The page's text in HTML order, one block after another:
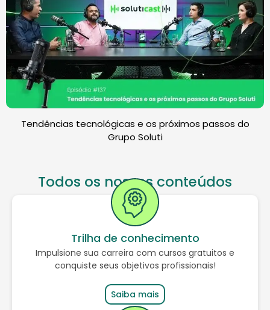
Tendências tecnológicas e os próximos passos do
Grupo Soluti
Todos os nossos conteúdos
Trilha de conhecimento
Impulsione sua carreira com cursos gratuitos e
conquiste seus objetivos profissionais!
Saiba mais